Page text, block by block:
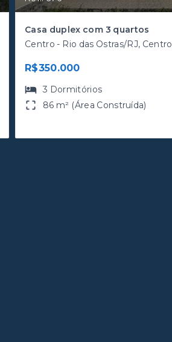
Casa duplex com 3 quartos
Centro - Rio das Ostras/RJ, Centro
R$350.000
3 Dormitórios
86 m² (Área Construída)